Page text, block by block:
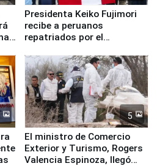
Presidenta Keiko Fujimori
recibe a peruanos
repatriados por el
5
El ministro de Comercio
Exterior y Turismo, Rogers
Valencia Espinoza, llegó